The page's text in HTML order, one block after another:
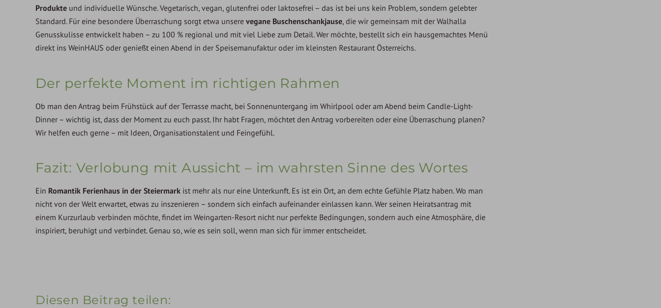
Produkte und individuelle Wünsche. Vegetarisch, vegan, glutenfrei oder laktosefrei – das ist bei uns kein Problem, sondern gelebter
Standard. Für eine besondere Überraschung sorgt etwa unsere vegane Buschenschankjause, die wir gemeinsam mit der Walhalla
Genusskulisse entwickelt haben – zu 100 % regional und mit viel Liebe zum Detail. Wer möchte, bestellt sich ein hausgemachtes Menü
direkt ins WeinHAUS oder genießt einen Abend in der Speisemanufaktur oder im kleinsten Restaurant Österreichs.
Der perfekte Moment im richtigen Rahmen
Ob man den Antrag beim Frühstück auf der Terrasse macht, bei Sonnenuntergang im Whirlpool oder am Abend beim Candle-Light-
Dinner – wichtig ist, dass der Moment zu euch passt. Ihr habt Fragen, möchtet den Antrag vorbereiten oder eine Überraschung planen?
Wir helfen euch gerne – mit Ideen, Organisationstalent und Feingefühl.
Fazit: Verlobung mit Aussicht – im wahrsten Sinne des Wortes
Ein Romantik Ferienhaus in der Steiermark ist mehr als nur eine Unterkunft. Es ist ein Ort, an dem echte Gefühle Platz haben. Wo man
nicht von der Welt erwartet, etwas zu inszenieren – sondern sich einfach aufeinander einlassen kann. Wer seinen Heiratsantrag mit
einem Kurzurlaub verbinden möchte, findet im Weingarten-Resort nicht nur perfekte Bedingungen, sondern auch eine Atmosphäre, die
inspiriert, beruhigt und verbindet. Genau so, wie es sein soll, wenn man sich für immer entscheidet.
Diesen Beitrag teilen